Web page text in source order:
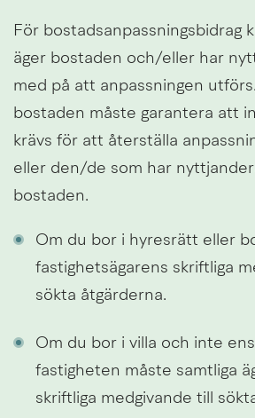
För bostadsanpassningsbidrag
äger bostaden och/eller har
med på att anpassningen
bostaden måste garantera att
krävs för att återställa
eller den/de som har
bostaden.
Om du bor i hyresrätt eller
fastighetsägarens skriftliga
sökta åtgärderna.
Om du bor i villa och inte
fastigheten måste samtliga
skriftliga medgivande till